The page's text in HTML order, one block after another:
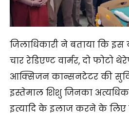
जिलाधिकारी ने बताया कि
चार रेडिएण्ट वार्मर, दो फोटो
आक्सिजन कान्सनटेटर की
इस्तेमाल शिशु जिनका
इत्यादि के इलाज करने के लिए